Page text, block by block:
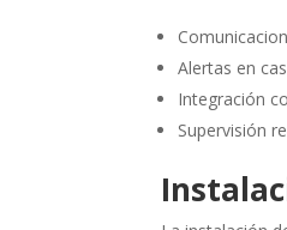
Alertas en
Integración
Supervisión